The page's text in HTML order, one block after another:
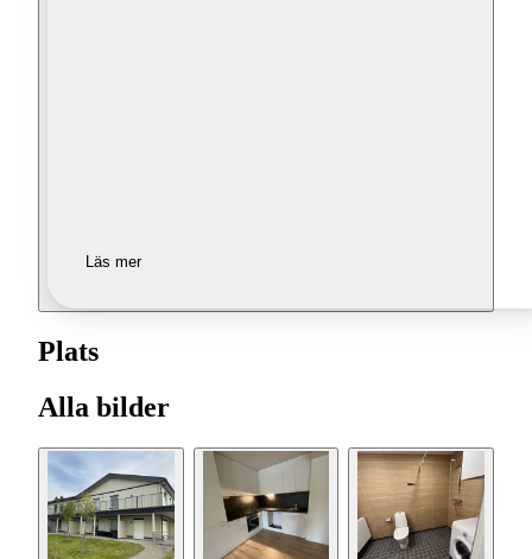
Läs mer
Plats
Alla bilder